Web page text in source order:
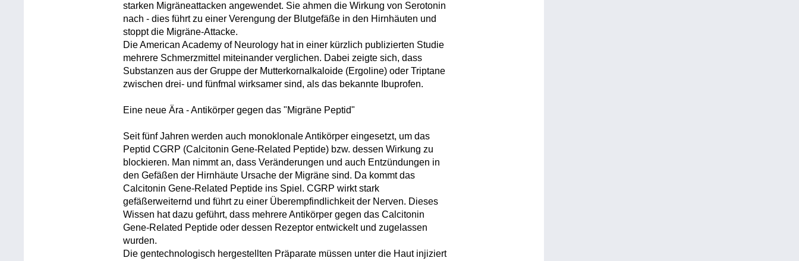
starken Migräneattacken angewendet. Sie ahmen die Wirkung von Serotonin
nach - dies führt zu einer Verengung der Blutgefäße in den Hirnhäuten und
stoppt die Migräne-Attacke.
Die American Academy of Neurology hat in einer kürzlich publizierten Studie
mehrere Schmerzmittel miteinander verglichen. Dabei zeigte sich, dass
Substanzen aus der Gruppe der Mutterkornalkaloide (Ergoline) oder Triptane
zwischen drei- und fünfmal wirksamer sind, als das bekannte Ibuprofen.
Eine neue Ära - Antikörper gegen das "Migräne Peptid"
Seit fünf Jahren werden auch monoklonale Antikörper eingesetzt, um das
Peptid CGRP (Calcitonin Gene-Related Peptide) bzw. dessen Wirkung zu
blockieren. Man nimmt an, dass Veränderungen und auch Entzündungen in
den Gefäßen der Hirnhäute Ursache der Migräne sind. Da kommt das
Calcitonin Gene-Related Peptide ins Spiel. CGRP wirkt stark
gefäßerweiternd und führt zu einer Überempfindlichkeit der Nerven. Dieses
Wissen hat dazu geführt, dass mehrere Antikörper gegen das Calcitonin
Gene-Related Peptide oder dessen Rezeptor entwickelt und zugelassen
wurden.
Die gentechnologisch hergestellten Präparate müssen unter die Haut injiziert